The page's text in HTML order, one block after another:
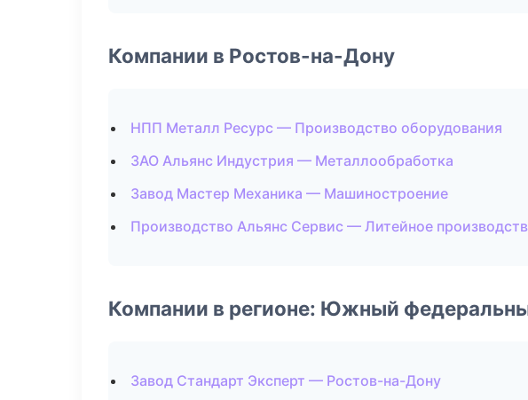
Компании в Ростов-на-Дону
НПП Металл Ресурс — Производство оборудования
ЗАО Альянс Индустрия — Металлообработка
Завод Мастер Механика — Машиностроение
Производство Альянс Сервис — Литейное
Компании в регионе: Южный
Завод Стандарт Эксперт — Ростов-на-Дону